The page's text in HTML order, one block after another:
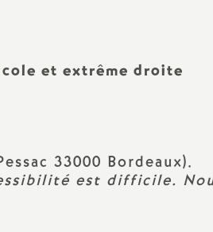
et extrême droite
33000 Bordeaux).
est difficile.